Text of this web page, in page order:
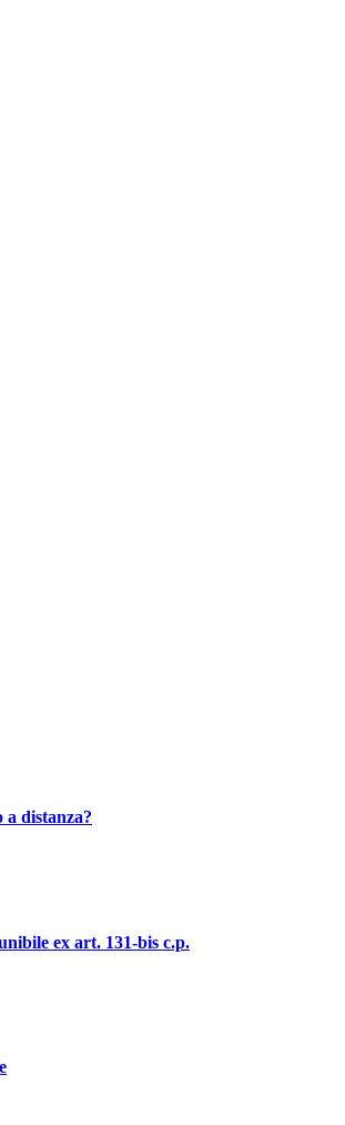
distanza?
ex art. 131-bis c.p.